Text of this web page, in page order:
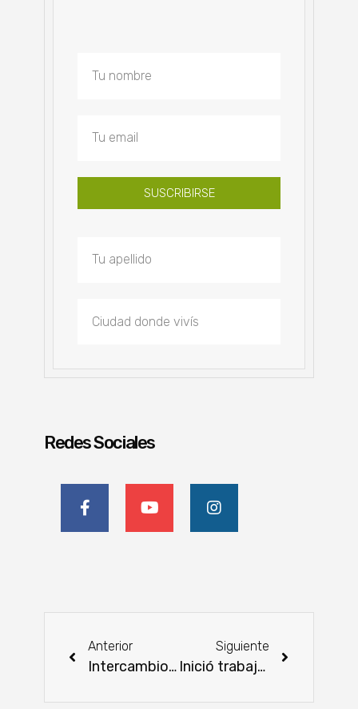
SUSCRIBIRSE
Redes Sociales
Anterior
Intercambio de experiencias en banana y piña
Siguiente
Inició trabajos en el tercer tramo del Corredor Bioceánico del Chaco